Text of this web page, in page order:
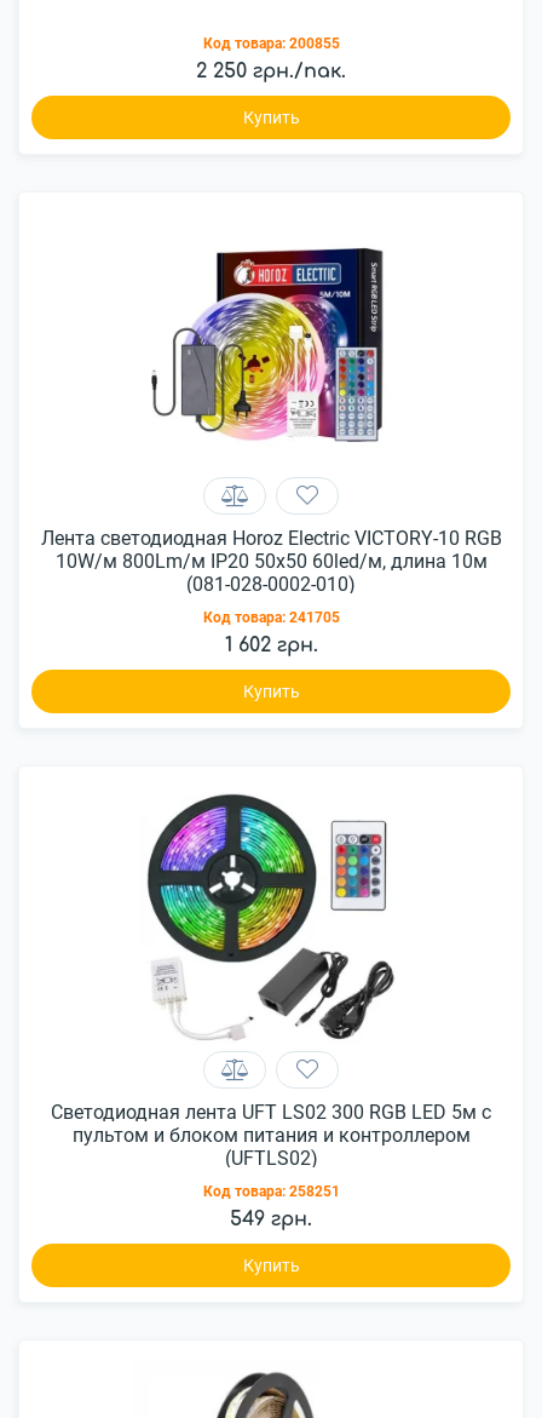
Код товара: 200855
2 250 грн./пак.
Купить
Лента светодиодная Horoz Electric VICTORY-10 RGB
10W/м 800Lm/м IP20 50x50 60led/м, длина 10м
(081-028-0002-010)
Код товара: 241705
1 602 грн.
Купить
Светодиодная лента UFT LS02 300 RGB LED 5м с
пультом и блоком питания и контроллером
(UFTLS02)
Код товара: 258251
549 грн.
Купить